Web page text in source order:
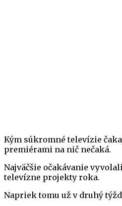
Kým súkromné televízie
premiérami na nič nečaká.
Najväčšie očakávanie
televízne projekty roka.
Napriek tomu už v druhý